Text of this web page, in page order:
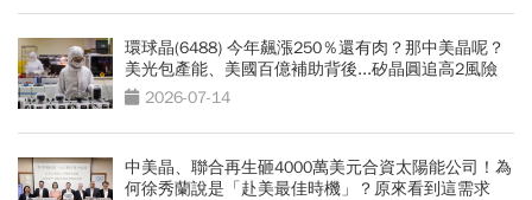
環球晶(6488) 今年飆漲250％還有肉？那中美晶呢？
美光包產能、美國百億補助背後...矽晶圓追高2風險
2026-07-14
中美晶、聯合再生砸4000萬美元合資太陽能公司！為
何徐秀蘭說是「赴美最佳時機」？原來看到這需求